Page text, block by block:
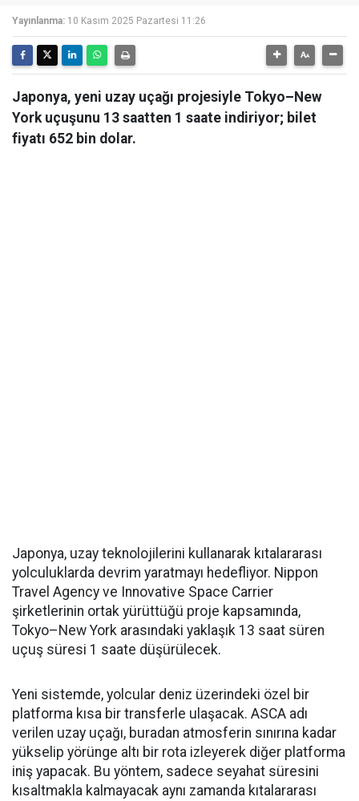
Yayınlanma: 10 Kasım 2025 Pazartesi 11:26
Japonya, yeni uzay uçağı projesiyle Tokyo–New
York uçuşunu 13 saatten 1 saate indiriyor; bilet
fiyatı 652 bin dolar.
Japonya, uzay teknolojilerini kullanarak kıtalararası
yolculuklarda devrim yaratmayı hedefliyor. Nippon
Travel Agency ve Innovative Space Carrier
şirketlerinin ortak yürüttüğü proje kapsamında,
Tokyo–New York arasındaki yaklaşık 13 saat süren
uçuş süresi 1 saate düşürülecek.
Yeni sistemde, yolcular deniz üzerindeki özel bir
platforma kısa bir transferle ulaşacak. ASCA adı
verilen uzay uçağı, buradan atmosferin sınırına kadar
yükselip yörünge altı bir rota izleyerek diğer platforma
iniş yapacak. Bu yöntem, sadece seyahat süresini
kısaltmakla kalmayacak aynı zamanda kıtalararası